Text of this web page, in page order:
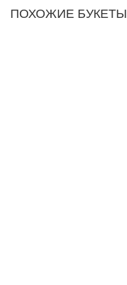
ПОХОЖИЕ БУКЕТЫ